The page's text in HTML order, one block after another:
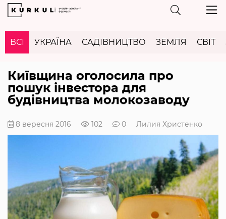
ВСІ УКРАЇНА САДІВНИЦТВО ЗЕМЛЯ СВІТ
Київщина оголосила про
пошук інвестора для
будівництва молокозаводу
8 вересня 2016 102 0 Лилия Христенко